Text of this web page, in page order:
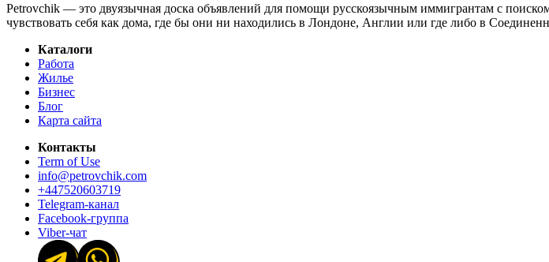
Petrovchik — это двуязычная доска объявлений для помощи русскоязычным иммигрантам с
чувствовать себя как дома, где бы они ни находились в Лондоне, Англии или где либо в
Каталоги
Работа
Жилье
Бизнес
Блог
Карта сайта
Контакты
Term of Use
info@petrovchik.com
+447520603719
Telegram-канал
Facebook-группа
Viber-чат